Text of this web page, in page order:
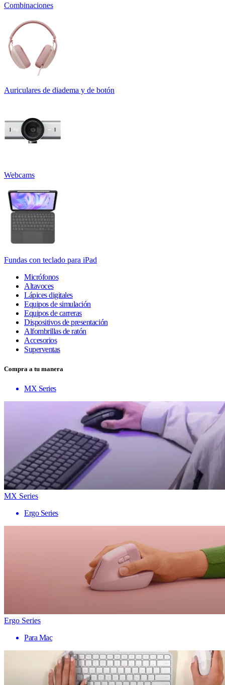
Combinaciones
Auriculares de diadema y de botón
Webcams
Fundas con teclado para iPad
Micrófonos
Altavoces
Lápices digitales
Equipos de simulación
Equipos de carreras
Dispositivos de presentación
Alfombrillas de ratón
Accesorios
Superventas
Compra a tu manera
MX Series
MX Series
Ergo Series
Ergo Series
Para Mac